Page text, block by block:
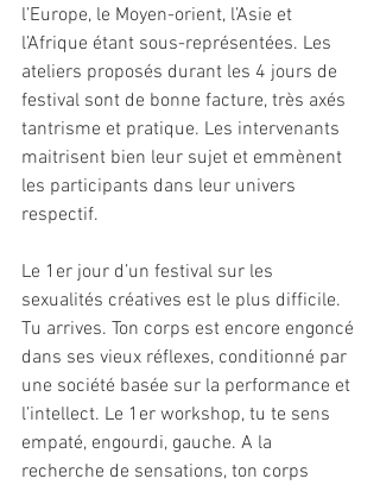
l’Europe, le Moyen-orient, l’Asie et
l’Afrique étant sous-représentées. Les
ateliers proposés durant les 4 jours de
festival sont de bonne facture, très axés
tantrisme et pratique. Les intervenants
maitrisent bien leur sujet et emmènent
les participants dans leur univers
respectif.
Le 1er jour d’un festival sur les
sexualités créatives est le plus difficile.
Tu arrives. Ton corps est encore engoncé
dans ses vieux réflexes, conditionné par
une société basée sur la performance et
l’intellect. Le 1er workshop, tu te sens
empaté, engourdi, gauche. A la
recherche de sensations, ton corps